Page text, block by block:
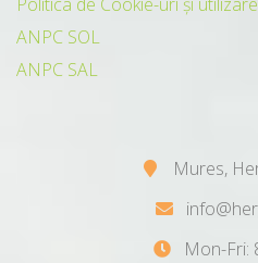
ANPC SOL
ANPC SAL
Mures,
Mon-Fri: